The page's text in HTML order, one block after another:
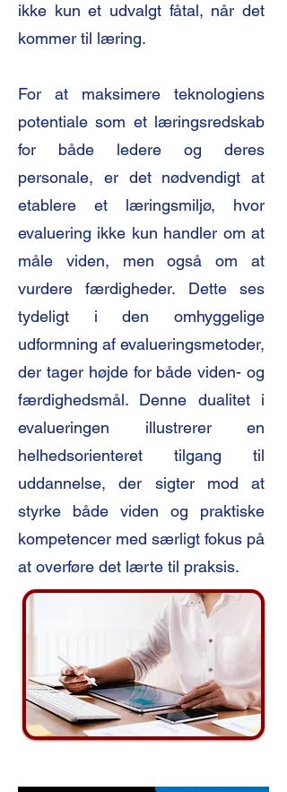
ikke kun et udvalgt fåtal, når det
kommer til læring.
For at maksimere teknologiens
potentiale som et læringsredskab
for både ledere og deres
personale, er det nødvendigt at
etablere et læringsmiljø, hvor
evaluering ikke kun handler om at
måle viden, men også om at
vurdere færdigheder. Dette ses
tydeligt i den omhyggelige
udformning af evalueringsmetoder,
der tager højde for både viden- og
færdighedsmål. Denne dualitet i
evalueringen illustrerer en
helhedsorienteret tilgang til
uddannelse, der sigter mod at
styrke både viden og praktiske
kompetencer med særligt fokus på
at overføre det lærte til praksis.